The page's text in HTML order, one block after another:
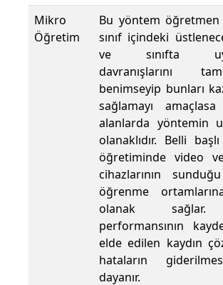
Mikro
Öğretim
Bu yöntem öğretmen
sınıf içindeki
ve sınıfta
davranışlarını
benimseyip bunları
sağlamayı
alanlarda yöntemin
olanaklıdır. Belli
öğretiminde video
cihazlarının
öğrenme
olanak sağlar.
performansının
elde edilen kaydın
hataların
dayanır.